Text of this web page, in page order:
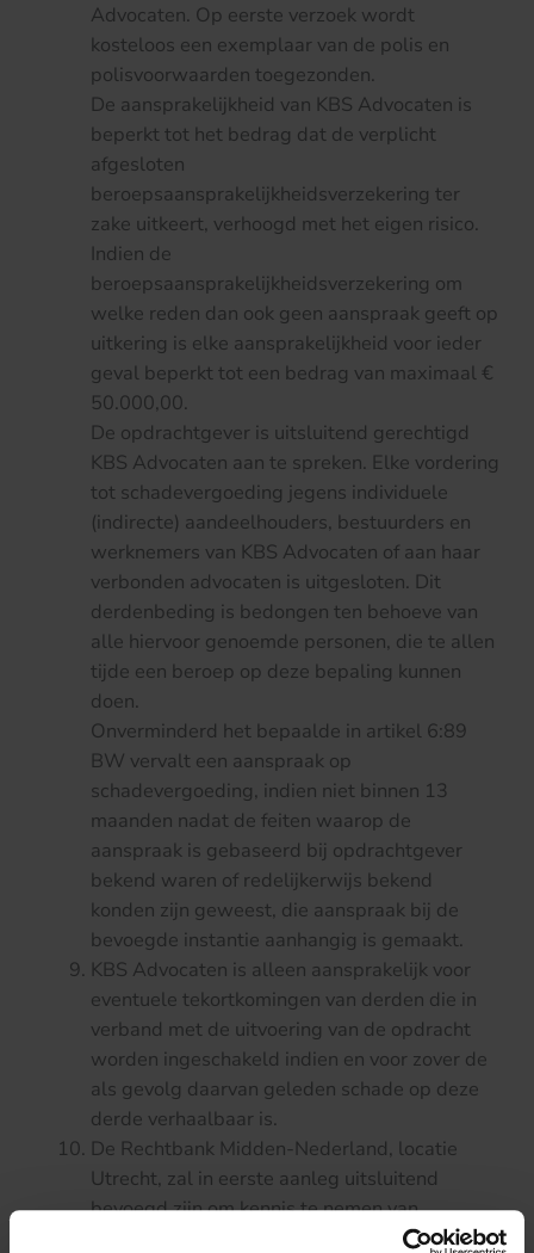
Advocaten. Op eerste verzoek wordt
kosteloos een exemplaar van de polis en
polisvoorwaarden toegezonden.
De aansprakelijkheid van KBS Advocaten is
beperkt tot het bedrag dat de verplicht
afgesloten
beroepsaansprakelijkheidsverzekering ter
zake uitkeert, verhoogd met het eigen risico.
Indien de
beroepsaansprakelijkheidsverzekering om
welke reden dan ook geen aanspraak geeft op
uitkering is elke aansprakelijkheid voor ieder
geval beperkt tot een bedrag van maximaal €
50.000,00.
De opdrachtgever is uitsluitend gerechtigd
KBS Advocaten aan te spreken. Elke vordering
tot schadevergoeding jegens individuele
(indirecte) aandeelhouders, bestuurders en
werknemers van KBS Advocaten of aan haar
verbonden advocaten is uitgesloten. Dit
derdenbeding is bedongen ten behoeve van
alle hiervoor genoemde personen, die te allen
tijde een beroep op deze bepaling kunnen
doen.
Onverminderd het bepaalde in artikel 6:89
BW vervalt een aanspraak op
schadevergoeding, indien niet binnen 13
maanden nadat de feiten waarop de
aanspraak is gebaseerd bij opdrachtgever
bekend waren of redelijkerwijs bekend
konden zijn geweest, die aanspraak bij de
bevoegde instantie aanhangig is gemaakt.
KBS Advocaten is alleen aansprakelijk voor
eventuele tekortkomingen van derden die in
verband met de uitvoering van de opdracht
worden ingeschakeld indien en voor zover de
als gevolg daarvan geleden schade op deze
derde verhaalbaar is.
De Rechtbank Midden-Nederland, locatie
Utrecht, zal in eerste aanleg uitsluitend
bevoegd zijn om kennis te nemen van